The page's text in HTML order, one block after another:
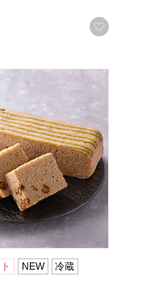
する お気に入
士屋 小男鹿 1本入【年間
NEW 冷蔵